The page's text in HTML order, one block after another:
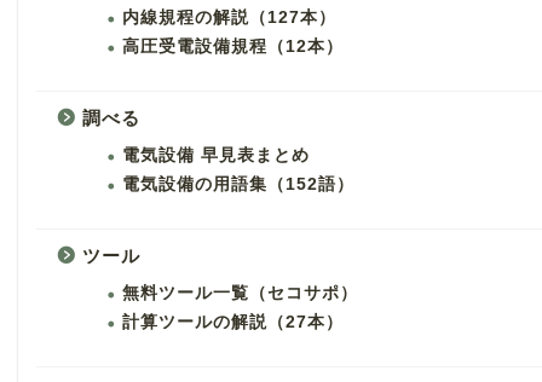
内線規程の解説（127本）
高圧受電設備規程（12本）
調べる
電気設備 早見表まとめ
電気設備の用語集（152語）
ツール
無料ツール一覧（セコサポ）
計算ツールの解説（27本）